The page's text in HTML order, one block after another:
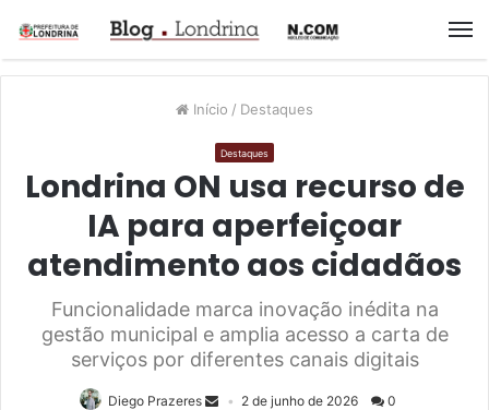
Início / Destaques
Destaques
Londrina ON usa recurso de
IA para aperfeiçoar
atendimento aos cidadãos
Funcionalidade marca inovação inédita na
gestão municipal e amplia acesso a carta de
serviços por diferentes canais digitais
Diego Prazeres 2 de junho de 2026 0